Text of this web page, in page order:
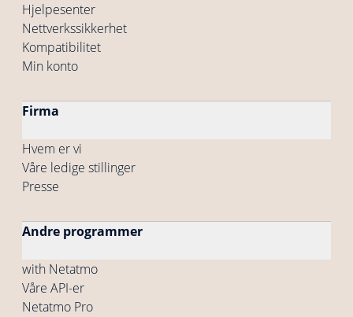
Hjelpesenter
Nettverkssikkerhet
Kompatibilitet
Min konto
Firma
Hvem er vi
Våre ledige stillinger
Presse
Andre programmer
with Netatmo
Våre API-er
Netatmo Pro